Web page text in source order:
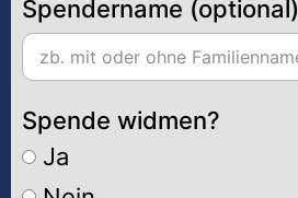
Spendername (optional)
Spende widmen?
Ja